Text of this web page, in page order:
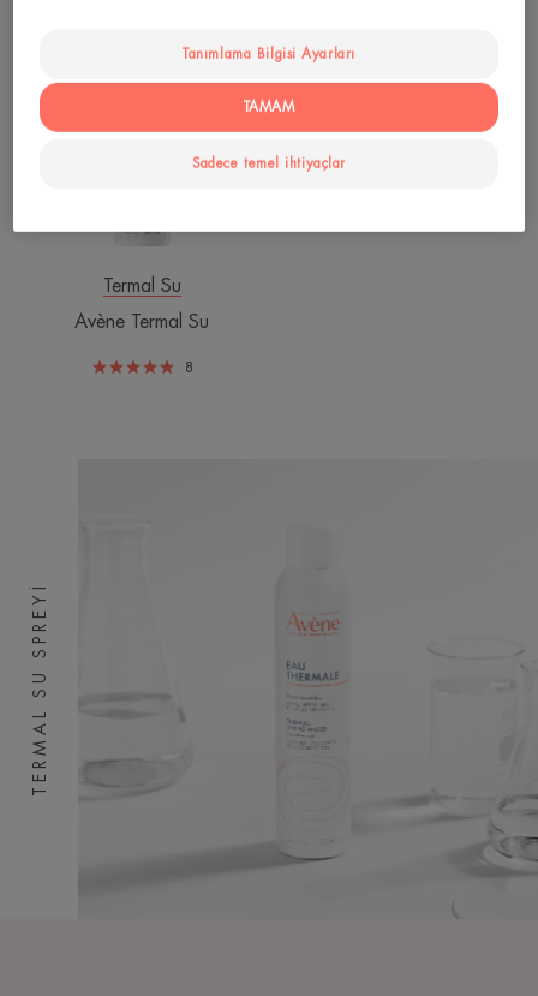
Termal
Termal Su
Avène Termal Su
8
TERMAL SU SPREYI
Tanımlama Bilgisi Ayarları
Sadece temel ihtiyaçlar
TAMAM